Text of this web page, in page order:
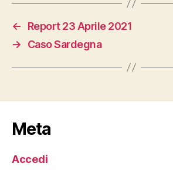
←
Report 23 Aprile 2021
→
Caso Sardegna
Meta
Accedi